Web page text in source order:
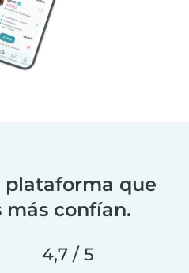
plataforma que
más confían.
4,7 / 5